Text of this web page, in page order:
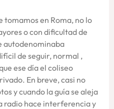
tomamos en Roma, no lo
o con dificultad de
autodenominaba
de seguir, normal ,
ese día el coliseo
En breve, casi no
y cuando la guía se aleja
radio hace interferencia y